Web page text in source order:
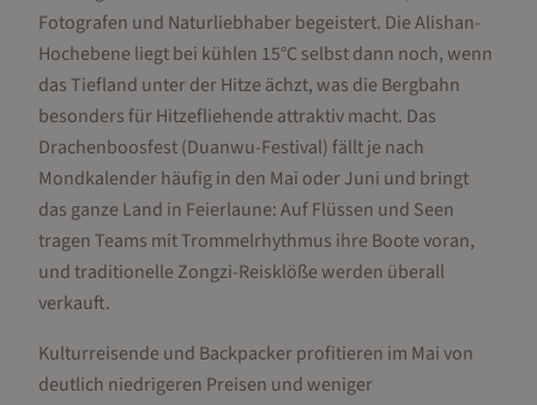
Fotografen und Naturliebhaber begeistert. Die Alishan-
Hochebene liegt bei kühlen 15°C selbst dann noch, wenn
das Tiefland unter der Hitze ächzt, was die Bergbahn
besonders für Hitzefliehende attraktiv macht. Das
Drachenboosfest (Duanwu-Festival) fällt je nach
Mondkalender häufig in den Mai oder Juni und bringt
das ganze Land in Feierlaune: Auf Flüssen und Seen
tragen Teams mit Trommelrhythmus ihre Boote voran,
und traditionelle Zongzi-Reisklöße werden überall
verkauft.
Kulturreisende und Backpacker profitieren im Mai von
deutlich niedrigeren Preisen und weniger